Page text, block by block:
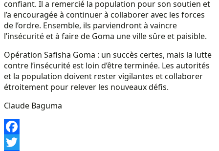
confiant. Il a remercié la population pour son soutien et
l’a encouragée à continuer à collaborer avec les forces
de l’ordre. Ensemble, ils parviendront à vaincre
l’insécurité et à faire de Goma une ville sûre et paisible.
Opération Safisha Goma : un succès certes, mais la lutte
contre l’insécurité est loin d’être terminée. Les autorités
et la population doivent rester vigilantes et collaborer
étroitement pour relever les nouveaux défis.
Claude Baguma
Facebook